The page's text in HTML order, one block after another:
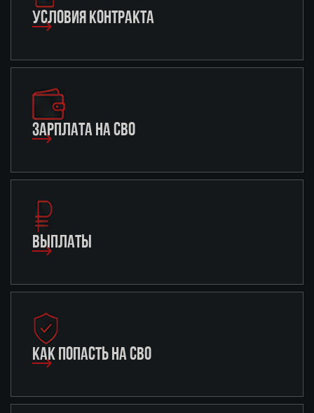
УСЛОВИЯ КОНТРАКТА
ЗАРПЛАТА НА СВО
ВЫПЛАТЫ
КАК ПОПАСТЬ НА СВО